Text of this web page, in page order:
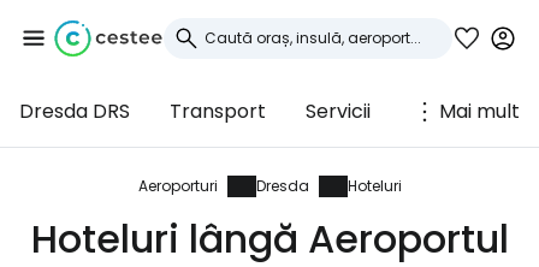
Dresda DRS Transport Servicii Mai mult
Aeroporturi Dresda Hoteluri
Hoteluri lângă Aeroportul
Conectați-vă la
Cestee
... comunitatea mondială a călătorilor